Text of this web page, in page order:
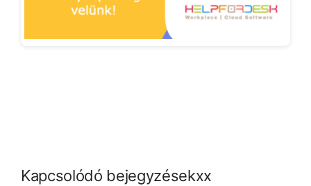
Kapcsolódó bejegyzésekxx